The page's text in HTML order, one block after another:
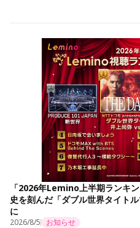
「2026年Lemino上半期ランキ
史を刻んだ「ダブル世界タイト
に
2026/8/5 お知らせ